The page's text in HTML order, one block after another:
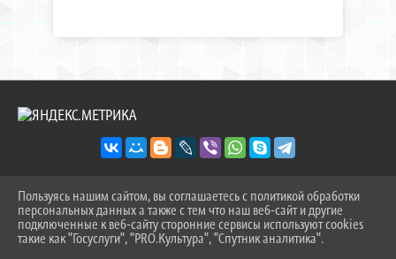
^
2026 Г. SOSH-9TOB.RU
ВХОД
КАРТА САЙТА
Пользуясь нашим сайтом, вы соглашаетесь с политикой обработки
персональных данных а также с тем что наш веб-сайт и другие
подключенные к веб-сайту сторонние сервисы используют cookies
такие как "Госуслуги", "PRO.Культура", "Спутник аналитика".